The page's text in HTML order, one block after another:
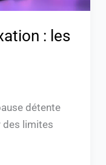
: les
détente
des limites